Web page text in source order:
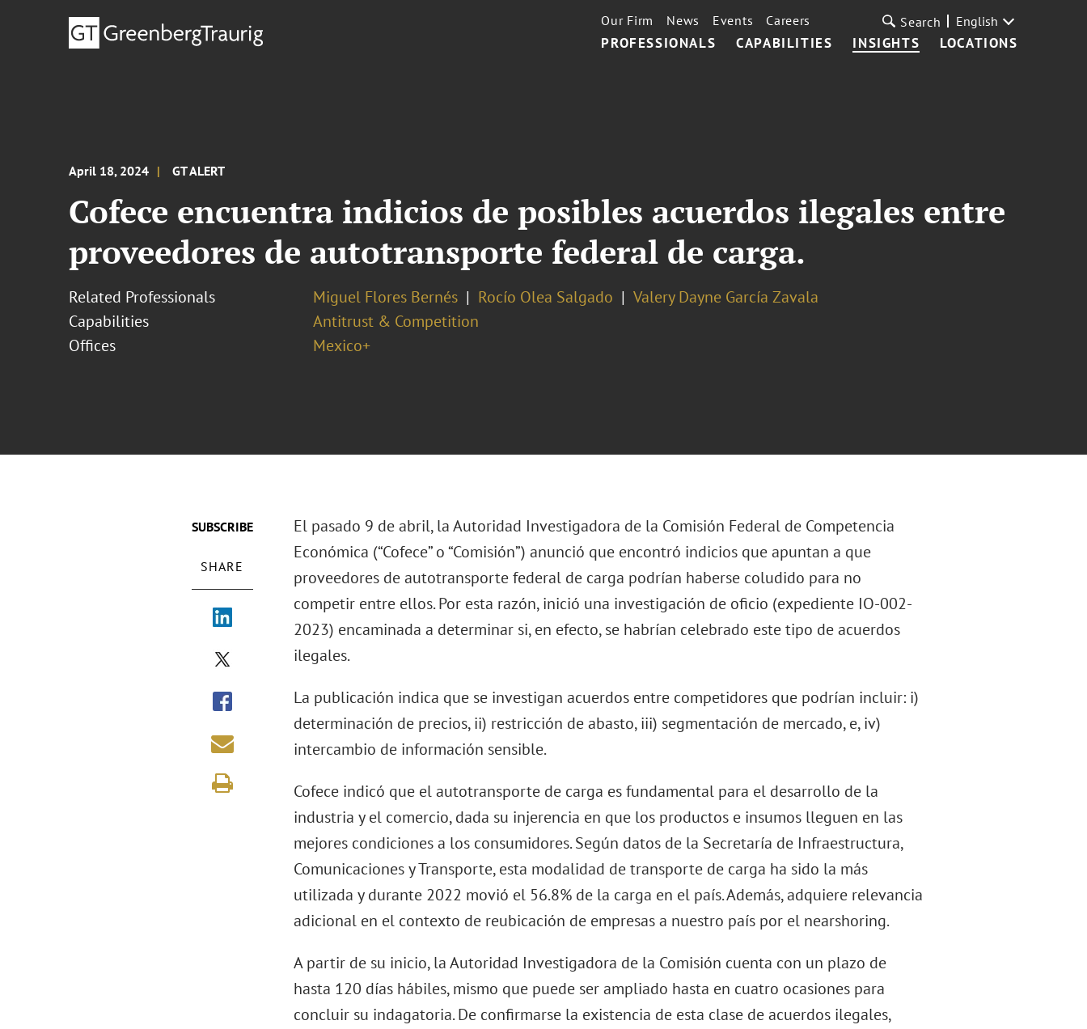
PROFESSIONALS CAPABILITIES INSIGHTS LOCATIONS
Our Firm News Events Careers Search English
April 18, 2024 GT ALERT
Cofece encuentra indicios de posibles acuerdos ilegales entre
proveedores de autotransporte federal de carga.
Related Professionals Miguel Flores Bernés Rocío Olea Salgado
Valery Dayne García Zavala
Capabilities
Antitrust & Competition
Offices
Mexico+
SUBSCRIBE
SHARE
El pasado 9 de abril, la Autoridad Investigadora de la Comisión Federal de Competencia
Económica (“Cofece” o “Comisión”) anunció que encontró indicios que apuntan a que
proveedores de autotransporte federal de carga podrían haberse coludido para no
competir entre ellos. Por esta razón, inició una investigación de oficio (expediente IO-002-
2023) encaminada a determinar si, en efecto, se habrían celebrado este tipo de acuerdos
ilegales.
La publicación indica que se investigan acuerdos entre competidores que podrían incluir: i)
determinación de precios, ii) restricción de abasto, iii) segmentación de mercado, e, iv)
intercambio de información sensible.
Cofece indicó que el autotransporte de carga es fundamental para el desarrollo de la
industria y el comercio, dada su injerencia en que los productos e insumos lleguen en las
mejores condiciones a los consumidores. Según datos de la Secretaría de Infraestructura,
Comunicaciones y Transporte, esta modalidad de transporte de carga ha sido la más
utilizada y durante 2022 movió el 56.8% de la carga en el país. Además, adquiere relevancia
adicional en el contexto de reubicación de empresas a nuestro país por el nearshoring.
A partir de su inicio, la Autoridad Investigadora de la Comisión cuenta con un plazo de
hasta 120 días hábiles, mismo que puede ser ampliado hasta en cuatro ocasiones para
concluir su indagatoria. De confirmarse la existencia de esta clase de acuerdos ilegales,